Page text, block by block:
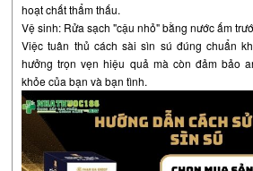
hoạt chất thẩm thấu.
Vệ sinh: Rửa sạch "cậu nhỏ" bằng nước ấm
Việc tuân thủ cách sài sìn sú đúng chuẩn
hưởng trọn vẹn hiệu quả mà còn đảm bảo
khỏe của bạn và bạn tình.